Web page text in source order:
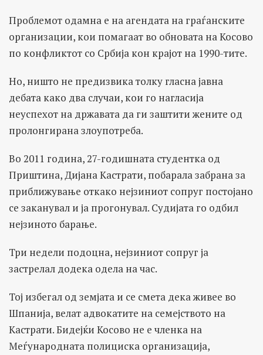
Проблемот одамна е на агендата на граѓанските
организации, кои помагаат во обновата на Косово
по конфликтот со Србија кон крајот на 1990-тите.
Но, ништо не предизвика толку гласна јавна
дебата како два случаи, кои го нагласија
неуспехот на државата да ги заштити жените од
пролонгирана злоупотреба.
Во 2011 година, 27-годишната студентка од
Приштина, Дијана Кастрати, побарала забрана за
приближување откако нејзиниот сопруг постојано
се заканувал и ја прогонувал. Судијата го одбил
нејзиното барање.
Три недели подоцна, нејзиниот сопруг ја
застрелал додека одела на час.
Тој избегал од земјата и се смета дека живее во
Шпанија, велат адвокатите на семејството на
Кастрати. Бидејќи Косово не е членка на
Меѓународната полициска организација,